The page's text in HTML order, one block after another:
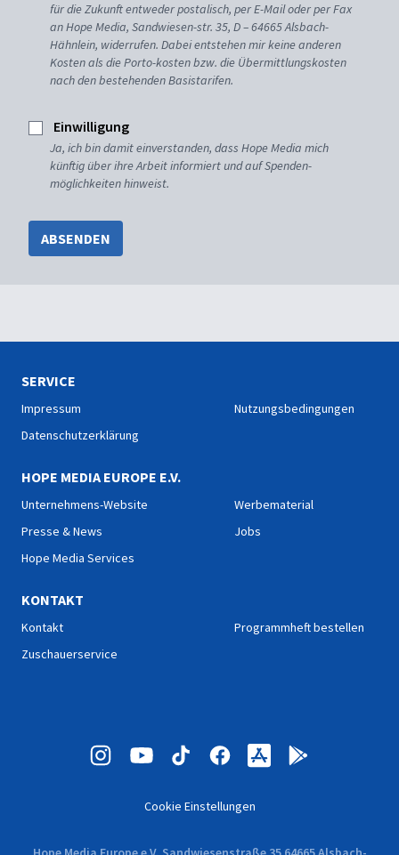
für die Zukunft entweder postalisch, per E-Mail oder per Fax
an Hope Media, Sandwiesen-str. 35, D – 64665 Alsbach-
Hähnlein, widerrufen. Dabei entstehen mir keine anderen
Kosten als die Porto-kosten bzw. die Übermittlungskosten
nach den bestehenden Basistarifen.
Einwilligung
Ja, ich bin damit einverstanden, dass Hope Media mich
künftig über ihre Arbeit informiert und auf Spenden-
möglichkeiten hinweist.
ABSENDEN
SERVICE
Impressum
Datenschutzerklärung
Nutzungsbedingungen
HOPE MEDIA EUROPE E.V.
Unternehmens-Website
Presse & News
Hope Media Services
Werbematerial
Jobs
KONTAKT
Kontakt
Zuschauerservice
Programmheft bestellen
Cookie Einstellungen